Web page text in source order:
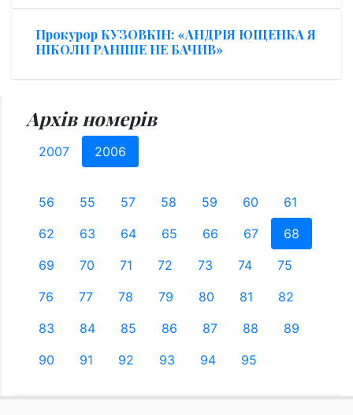
Прокурор КУЗОВКІН: «АНДРІЯ ЮЩЕНКА Я
НІКОЛИ РАНІШЕ НЕ БАЧИВ»
Архів номерів
2007 2006
56 55 57 58 59 60
61
62
63 64 65 66 67
68
69
70 71 72 73 74
75
76
77 78 79 80 81
82
83
84 85 86 87 88
89
90
91 92 93 94 95